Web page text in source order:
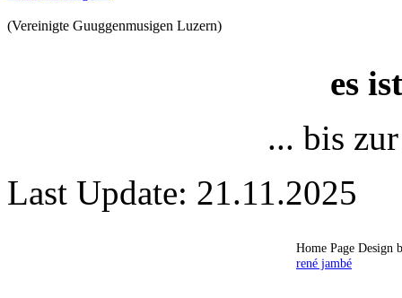
(Vereinigte Guuggenmusigen Luzern)
es
... bis
Last Update: 21.11.2025
Home Page Design
rené jambé